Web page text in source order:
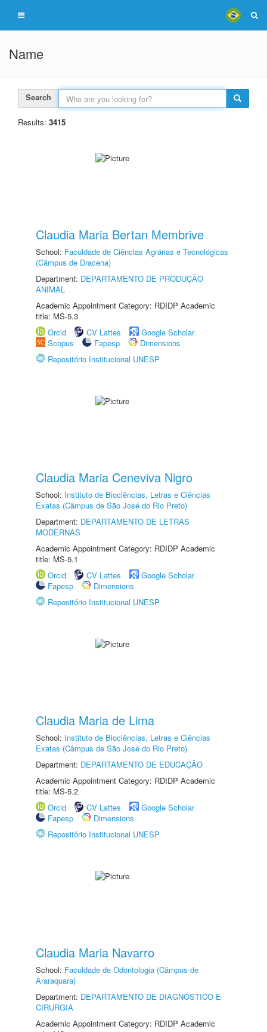
Name
Search
Results: 3415
Claudia Maria Bertan Membrive
School: Faculdade de Ciências Agrárias e Tecnológicas
(Câmpus de Dracena)
Department: DEPARTAMENTO DE PRODUÇÃO
ANIMAL
Academic Appointment Category: RDIDP Academic
title: MS-5.3
Orcid
CV Lattes
Google Scholar
Scopus
Fapesp
Dimensions
Repositório Institucional UNESP
Claudia Maria Ceneviva Nigro
School: Instituto de Biociências, Letras e Ciências
Exatas (Câmpus de São José do Rio Preto)
Department: DEPARTAMENTO DE LETRAS
MODERNAS
Academic Appointment Category: RDIDP Academic
title: MS-5.1
Orcid
CV Lattes
Google Scholar
Fapesp
Dimensions
Repositório Institucional UNESP
Claudia Maria de Lima
School: Instituto de Biociências, Letras e Ciências
Exatas (Câmpus de São José do Rio Preto)
Department: DEPARTAMENTO DE EDUCAÇÃO
Academic Appointment Category: RDIDP Academic
title: MS-5.2
Orcid
CV Lattes
Google Scholar
Fapesp
Dimensions
Repositório Institucional UNESP
Claudia Maria Navarro
School: Faculdade de Odontologia (Câmpus de
Araraquara)
Department: DEPARTAMENTO DE DIAGNÓSTICO E
CIRURGIA
Academic Appointment Category: RDIDP Academic